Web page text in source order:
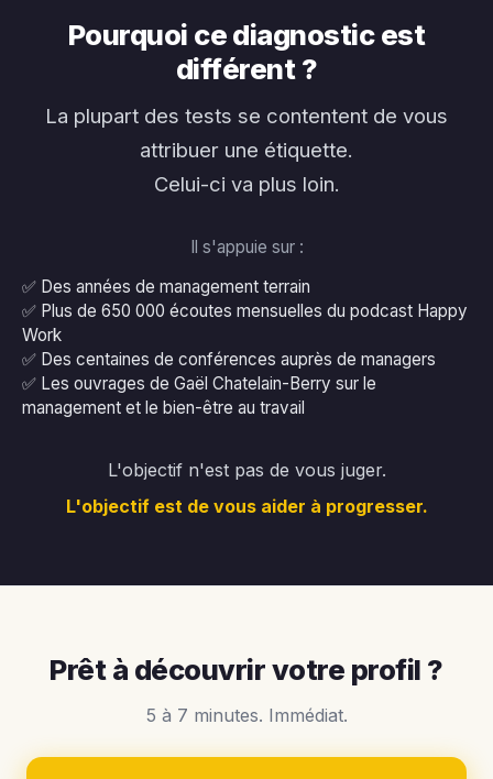
Pourquoi ce diagnostic est
différent ?
La plupart des tests se contentent de vous
attribuer une étiquette.
Celui-ci va plus loin.
Il s'appuie sur :
✅ Des années de management terrain
✅ Plus de 650 000 écoutes mensuelles du podcast Happy
Work
✅ Des centaines de conférences auprès de managers
✅ Les ouvrages de Gaël Chatelain-Berry sur le
management et le bien-être au travail
L'objectif n'est pas de vous juger.
L'objectif est de vous aider à progresser.
Prêt à découvrir votre profil ?
5 à 7 minutes. Immédiat.